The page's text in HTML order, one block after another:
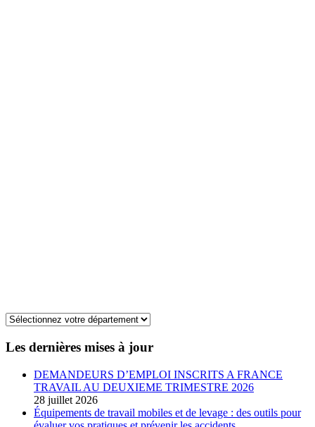
Les dernières mises à jour
DEMANDEURS D’EMPLOI INSCRITS A FRANCE
TRAVAIL AU DEUXIEME TRIMESTRE 2026
28 juillet 2026
Équipements de travail mobiles et de levage : des outils pour